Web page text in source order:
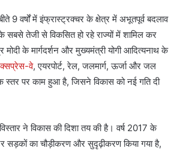
9 वर्षों में इंफ्रास्ट्रक्चर के क्षेत्र में अभूतपूर्व बदलाव
तेजी से विकसित हो रहे राज्यों में शामिल कर
मोदी के मार्गदर्शन और मुख्यमंत्री योगी आदित्यनाथ के
वे, एयरपोर्ट, रेल, जलमार्ग, ऊर्जा और जल
स्तर पर काम हुआ है, जिसने विकास को नई गति दी
ने विकास की दिशा तय की है। वर्ष 2017 के
सड़कों का चौड़ीकरण और सुदृढ़ीकरण किया गया है,